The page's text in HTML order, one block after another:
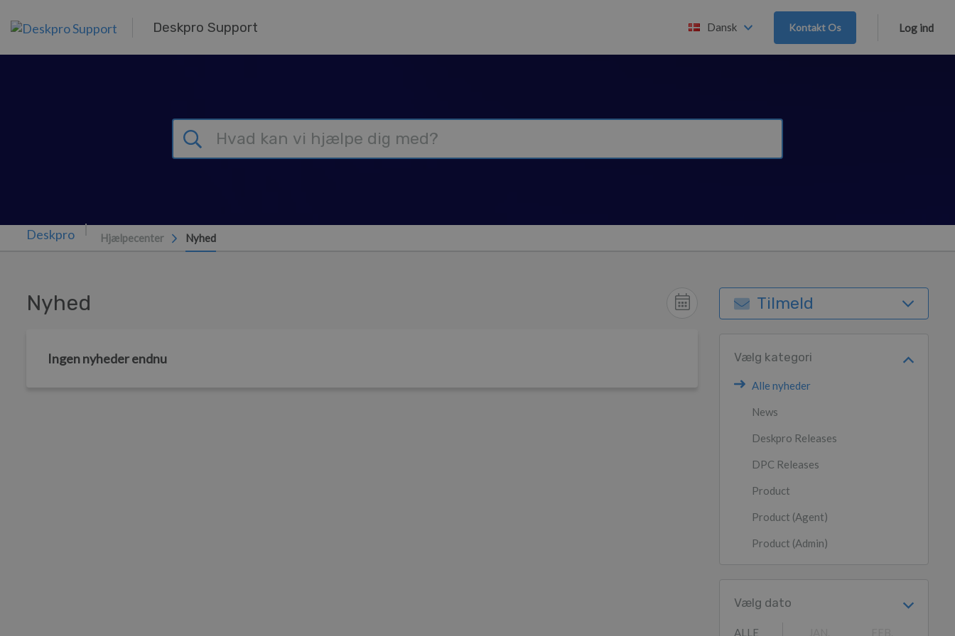
Deskpro Support Dansk Kontakt Os Log ind
Hjælpecenter Nyhed
Nyhed
Ingen nyheder endnu
Tilmeld
Vælg kategori
Alle nyheder
News
Deskpro Releases
DPC Releases
Product
Product (Agent)
Product (Admin)
Vælg dato
ALLE